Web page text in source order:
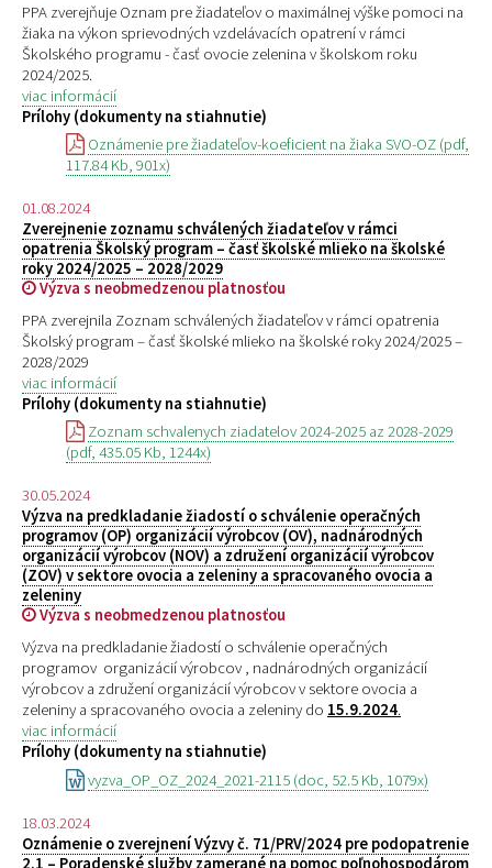
PPA zverejňuje Oznam pre žiadateľov o maximálnej výške pomoci na
žiaka na výkon sprievodných vzdelávacích opatrení v rámci
Školského programu - časť ovocie zelenina v školskom roku
2024/2025.
viac informácií
Prílohy (dokumenty na stiahnutie)
Oznámenie pre žiadateľov-koeficient na žiaka SVO-OZ (pdf,
117.84 Kb, 901x)
01.08.2024
Zverejnenie zoznamu schválených žiadateľov v rámci
opatrenia Školský program – časť školské mlieko na školské
roky 2024/2025 – 2028/2029
Výzva s neobmedzenou platnosťou
PPA zverejnila Zoznam schválených žiadateľov v rámci opatrenia
Školský program – časť školské mlieko na školské roky 2024/2025 –
2028/2029
viac informácií
Prílohy (dokumenty na stiahnutie)
Zoznam schvalenych ziadatelov 2024-2025 az 2028-2029
(pdf, 435.05 Kb, 1244x)
30.05.2024
Výzva na predkladanie žiadostí o schválenie operačných
programov (OP) organizácií výrobcov (OV), nadnárodných
organizácií výrobcov (NOV) a združení organizácií výrobcov
(ZOV) v sektore ovocia a zeleniny a spracovaného ovocia a
zeleniny
Výzva s neobmedzenou platnosťou
Výzva na predkladanie žiadostí o schválenie operačných
programov organizácií výrobcov , nadnárodných organizácií
výrobcov a združení organizácií výrobcov v sektore ovocia a
zeleniny a spracovaného ovocia a zeleniny do 15.9.2024.
viac informácií
Prílohy (dokumenty na stiahnutie)
vyzva_OP_OZ_2024_2021-2115 (doc, 52.5 Kb, 1079x)
18.03.2024
Oznámenie o zverejnení Výzvy č. 71/PRV/2024 pre podopatrenie
2.1 – Poradenské služby zamerané na pomoc poľnohospodárom